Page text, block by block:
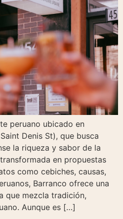
peruano ubicado en
Denis St), que busca
la riqueza y sabor de la
en propuestas
como cebiches, causas,
Barranco ofrece una
que mezcla tradición,
Aunque es […]